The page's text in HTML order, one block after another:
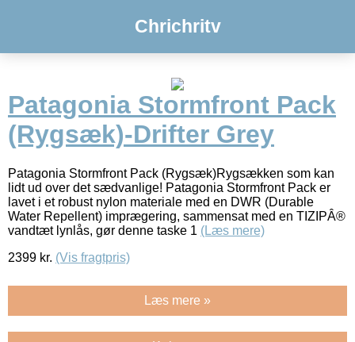
Chrichritv
Patagonia Stormfront Pack
(Rygsæk)-Drifter Grey
Patagonia Stormfront Pack (Rygsæk)Rygsækken som kan
lidt ud over det sædvanlige! Patagonia Stormfront Pack er
lavet i et robust nylon materiale med en DWR (Durable
Water Repellent) imprægering, sammensat med en TIZIPÂ®
vandtæt lynlås, gør denne taske 1 (Læs mere)
2399 kr. (Vis fragtpris)
Læs mere »